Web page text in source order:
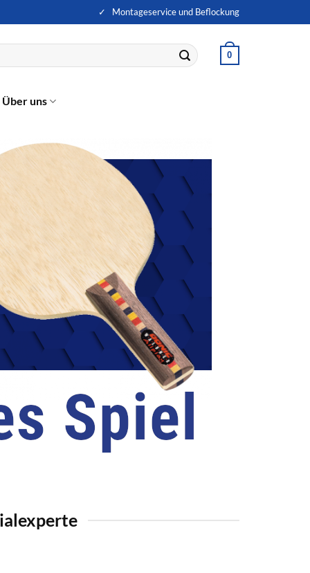
✓ Montageservice und Beflockung
0
Über uns